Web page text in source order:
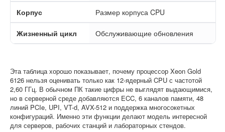
Корпус Размер корпуса CPU
Жизненный цикл Обслуживающие обновления
Эта таблица хорошо показывает, почему процессор Xeon Gold
6126 нельзя оценивать только как 12-ядерный CPU с частотой
2,60 ГГц. В обычном ПК такие цифры не выглядят выдающимися,
но в серверной среде добавляются ECC, 6 каналов памяти, 48
линий PCIe, UPI, VT-d, AVX-512 и поддержка многосокетных
конфигураций. Именно эти функции делают модель интересной
для серверов, рабочих станций и лабораторных стендов.